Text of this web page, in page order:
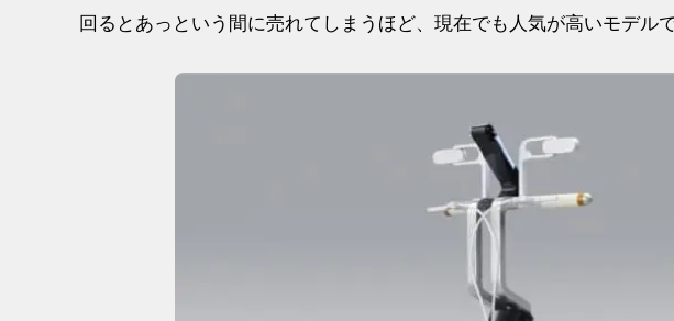
回るとあっという間に売れてしまうほど、現在でも人気が高いモデルで